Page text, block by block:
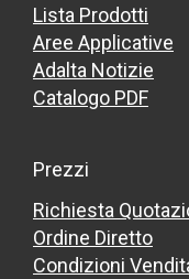
Lista Prodotti
Aree Applicative
Adalta Notizie
Catalogo PDF
Prezzi
Richiesta
Ordine Diretto
Condizioni